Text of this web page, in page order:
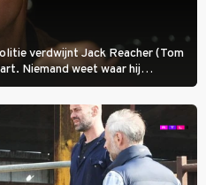
verdwijnt Jack Reacher (Tom
Niemand weet waar hij
James Barr naar hem vraagt.